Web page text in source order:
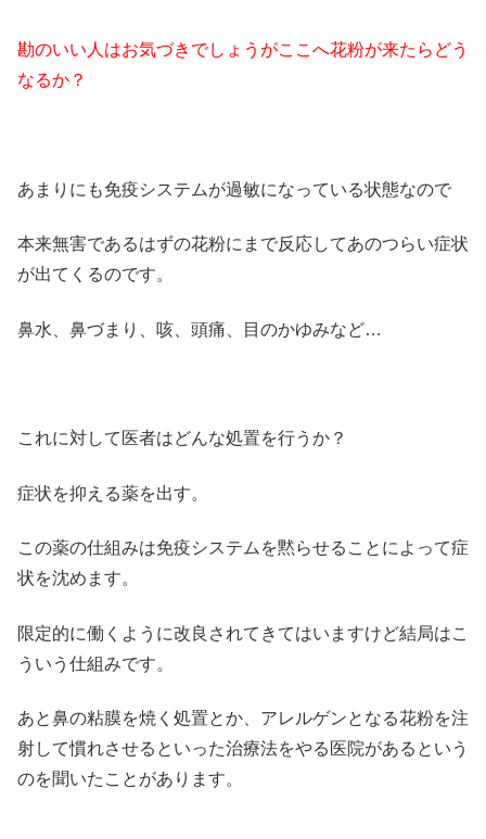
勘のいい人はお気づきでしょうがここへ花粉が来たらどう
なるか？
あまりにも免疫システムが過敏になっている状態なので
本来無害であるはずの花粉にまで反応してあのつらい症状
が出てくるのです。
鼻水、鼻づまり、咳、頭痛、目のかゆみなど…
これに対して医者はどんな処置を行うか？
症状を抑える薬を出す。
この薬の仕組みは免疫システムを黙らせることによって症
状を沈めます。
限定的に働くように改良されてきてはいますけど結局はこ
ういう仕組みです。
あと鼻の粘膜を焼く処置とか、アレルゲンとなる花粉を注
射して慣れさせるといった治療法をやる医院があるという
のを聞いたことがあります。